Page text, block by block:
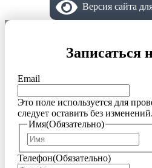
Версия сайта
Записаться
Email
Это поле используется для
следует оставить без изменений.
Имя(Обязательно)
Телефон(Обязательно)